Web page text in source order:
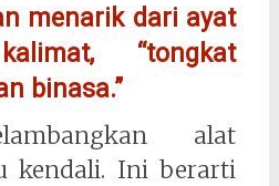
menarik dari ayat
“tongkat
binasa.”
alat
kendali. Ini berarti